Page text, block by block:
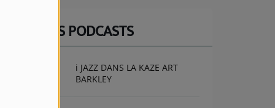
DERNIERS PODCASTS
i JAZZ DANS LA KAZE ART
BARKLEY